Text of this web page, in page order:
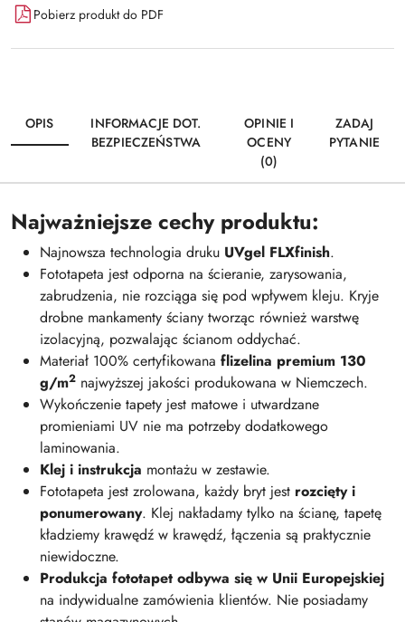
Pobierz produkt do PDF
OPIS
INFORMACJE DOT.
BEZPIECZEŃSTWA
OPINIE I
OCENY
(0)
ZADAJ
PYTANIE
Najważniejsze cechy produktu:
Najnowsza technologia druku UVgel FLXfinish.
Fototapeta jest odporna na ścieranie, zarysowania,
zabrudzenia, nie rozciąga się pod wpływem kleju. Kryje
drobne mankamenty ściany tworząc również warstwę
izolacyjną, pozwalając ścianom oddychać.
Materiał 100% certyfikowana flizelina premium 130
g/m2 najwyższej jakości produkowana w Niemczech.
Wykończenie tapety jest matowe i utwardzane
promieniami UV nie ma potrzeby dodatkowego
laminowania.
Klej i instrukcja montażu w zestawie.
Fototapeta jest zrolowana, każdy bryt jest rozcięty i
ponumerowany. Klej nakładamy tylko na ścianę, tapetę
kładziemy krawędź w krawędź, łączenia są praktycznie
niewidoczne.
Produkcja fototapet odbywa się w Unii Europejskiej
na indywidualne zamówienia klientów. Nie posiadamy